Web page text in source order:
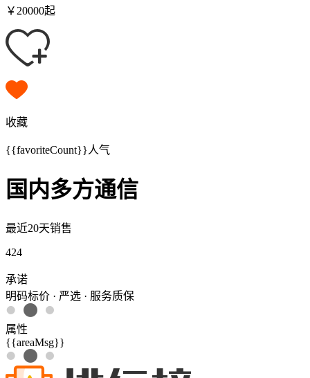
￥ 20000起
收藏
{{favoriteCount}}人气
国内多方通信
最近20天销售
424
承诺
明码标价 · 严选 · 服务质保
属性
{{areaMsg}}